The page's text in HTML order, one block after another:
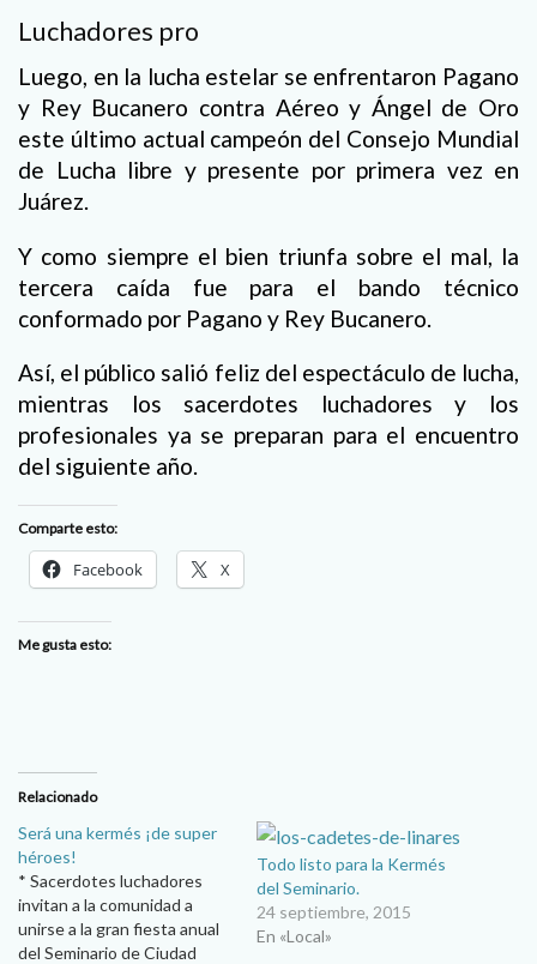
Luchadores pro
Luego, en la lucha estelar se enfrentaron Pagano
y Rey Bucanero contra Aéreo y Ángel de Oro
este último actual campeón del Consejo Mundial
de Lucha libre y presente por primera vez en
Juárez.
Y como siempre el bien triunfa sobre el mal, la
tercera caída fue para el bando técnico
conformado por Pagano y Rey Bucanero.
Así, el público salió feliz del espectáculo de lucha,
mientras los sacerdotes luchadores y los
profesionales ya se preparan para el encuentro
del siguiente año.
Comparte esto:
Facebook X
Me gusta esto:
Relacionado
Será una kermés ¡de super
héroes!
* Sacerdotes luchadores
invitan a la comunidad a
unirse a la gran fiesta anual
del Seminario de Ciudad
Todo listo para la Kermés
del Seminario.
24 septiembre, 2015
En «Local»